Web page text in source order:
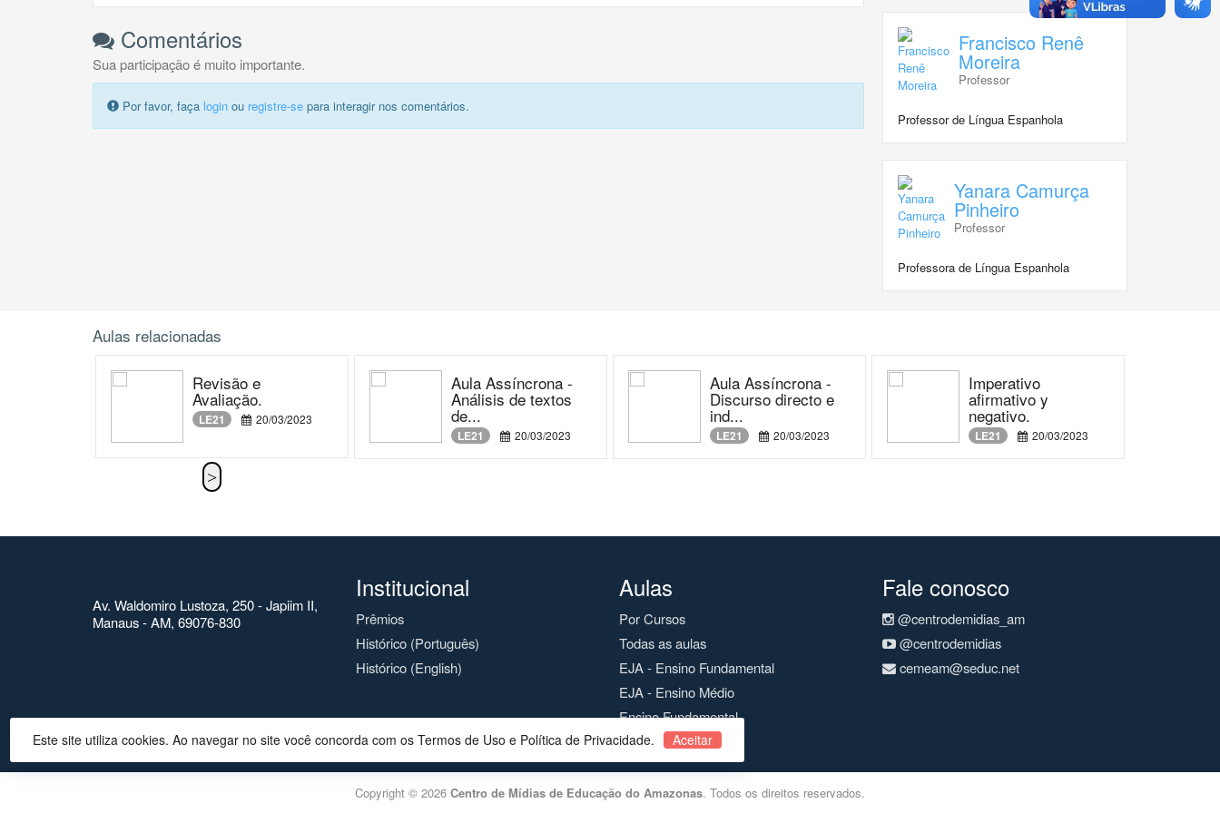
Comentários
Sua participação é muito importante.
Por favor, faça login ou registre-se para interagir nos comentários.
Francisco Renê
Moreira
Professor
Professor de Língua Espanhola
Yanara Camurça
Pinheiro
Professor
Professora de Língua Espanhola
Aulas relacionadas
Revisão e
Avaliação.
LE21 20/03/2023
Aula Assíncrona -
Análisis de textos
de...
LE21 20/03/2023
Aula Assíncrona -
Discurso directo e
ind...
LE21 20/03/2023
Imperativo
afirmativo y
negativo.
LE21 20/03/2023
Av. Waldomiro Lustoza, 250 - Japiim II,
Manaus - AM, 69076-830
Institucional
Prêmios
Histórico (Português)
Histórico (English)
Aulas
Por Cursos
Todas as aulas
EJA - Ensino Fundamental
EJA - Ensino Médio
Ensino Fundamental
Ensino Médio
Fale conosco
@centrodemidias_am
@centrodemidias
cemeam@seduc.net
Copyright © 2026 Centro de Mídias de Educação do Amazonas. Todos os direitos reservados.
Este site utiliza cookies. Ao navegar no site você concorda com os Termos de Uso e Política de Privacidade. Aceitar